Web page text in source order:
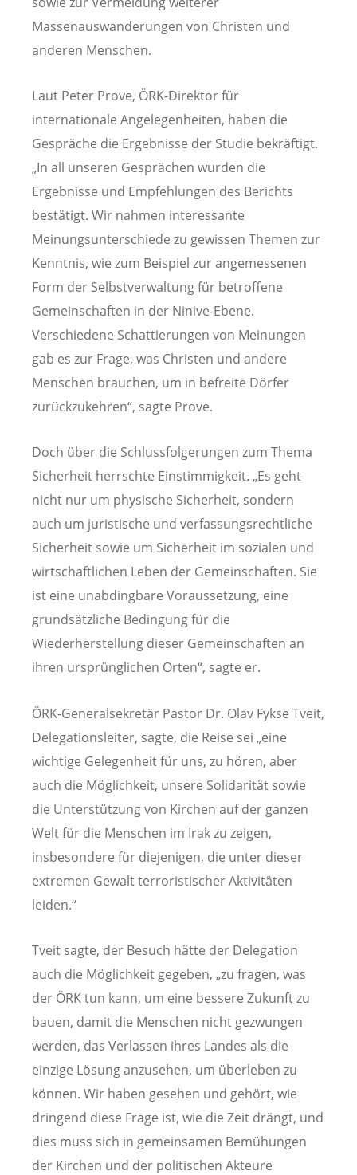
Massenauswanderungen von Christen und
anderen Menschen.
Laut Peter Prove, ÖRK-Direktor für
internationale Angelegenheiten, haben die
Gespräche die Ergebnisse der Studie bekräftigt.
„In all unseren Gesprächen wurden die
Ergebnisse und Empfehlungen des Berichts
bestätigt. Wir nahmen interessante
Meinungsunterschiede zu gewissen Themen zur
Kenntnis, wie zum Beispiel zur angemessenen
Form der Selbstverwaltung für betroffene
Gemeinschaften in der Ninive-Ebene.
Verschiedene Schattierungen von Meinungen
gab es zur Frage, was Christen und andere
Menschen brauchen, um in befreite Dörfer
zurückzukehren“, sagte Prove.
Doch über die Schlussfolgerungen zum Thema
Sicherheit herrschte Einstimmigkeit. „Es geht
nicht nur um physische Sicherheit, sondern
auch um juristische und verfassungsrechtliche
Sicherheit sowie um Sicherheit im sozialen und
wirtschaftlichen Leben der Gemeinschaften. Sie
ist eine unabdingbare Voraussetzung, eine
grundsätzliche Bedingung für die
Wiederherstellung dieser Gemeinschaften an
ihren ursprünglichen Orten“, sagte er.
ÖRK-Generalsekretär Pastor Dr. Olav Fykse Tveit,
Delegationsleiter, sagte, die Reise sei „eine
wichtige Gelegenheit für uns, zu hören, aber
auch die Möglichkeit, unsere Solidarität sowie
die Unterstützung von Kirchen auf der ganzen
Welt für die Menschen im Irak zu zeigen,
insbesondere für diejenigen, die unter dieser
extremen Gewalt terroristischer Aktivitäten
leiden.“
Tveit sagte, der Besuch hätte der Delegation
auch die Möglichkeit gegeben, „zu fragen, was
der ÖRK tun kann, um eine bessere Zukunft zu
bauen, damit die Menschen nicht gezwungen
werden, das Verlassen ihres Landes als die
einzige Lösung anzusehen, um überleben zu
können. Wir haben gesehen und gehört, wie
dringend diese Frage ist, wie die Zeit drängt, und
dies muss sich in gemeinsamen Bemühungen
der Kirchen und der politischen Akteure